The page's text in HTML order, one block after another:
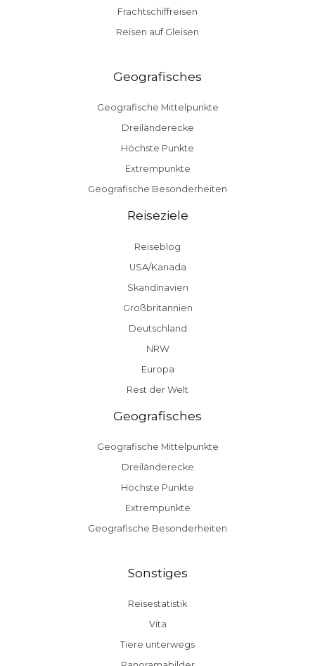
Frachtschiffreisen
Reisen auf Gleisen
Geografisches
Geografische Mittelpunkte
Dreiländerecke
Höchste Punkte
Extrempunkte
Geografische Besonderheiten
Reiseziele
Reiseblog
USA/Kanada
Skandinavien
Großbritannien
Deutschland
NRW
Europa
Rest der Welt
Geografisches
Geografische Mittelpunkte
Dreiländerecke
Höchste Punkte
Extrempunkte
Geografische Besonderheiten
Sonstiges
Reisestatistik
Vita
Tiere unterwegs